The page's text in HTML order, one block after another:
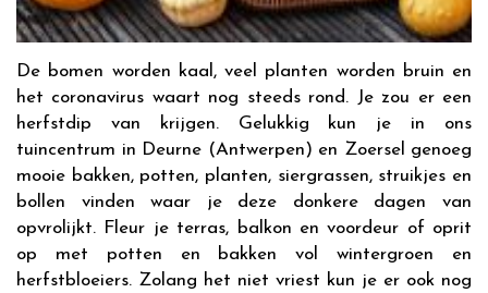
De bomen worden kaal, veel planten worden bruin en
het coronavirus waart nog steeds rond. Je zou er een
herfstdip van krijgen. Gelukkig kun je in ons
tuincentrum in Deurne (Antwerpen) en Zoersel genoeg
mooie bakken, potten, planten, siergrassen, struikjes en
bollen vinden waar je deze donkere dagen van
opvrolijkt. Fleur je terras, balkon en voordeur of oprit
op met potten en bakken vol wintergroen en
herfstbloeiers. Zolang het niet vriest kun je er ook nog